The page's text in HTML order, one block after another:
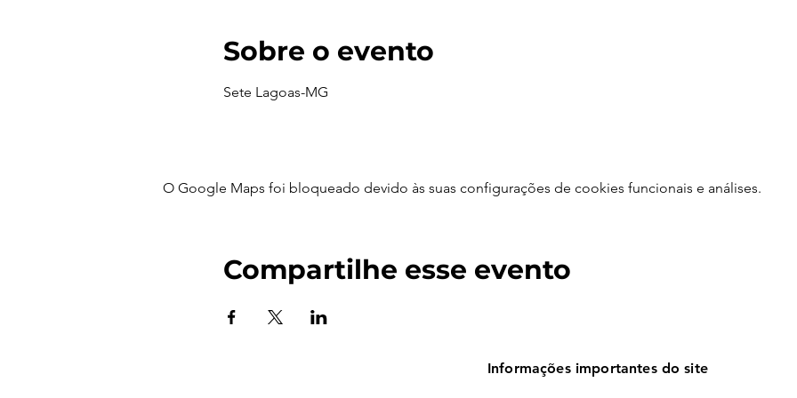
Sobre o evento
Sete Lagoas-MG
O Google Maps foi bloqueado devido às suas configurações de cookies funcionais e análises.
Compartilhe esse evento
Informações importantes do site